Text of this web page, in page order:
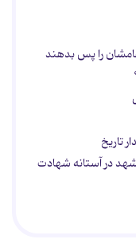
تاریخ
در آستانه شهادت